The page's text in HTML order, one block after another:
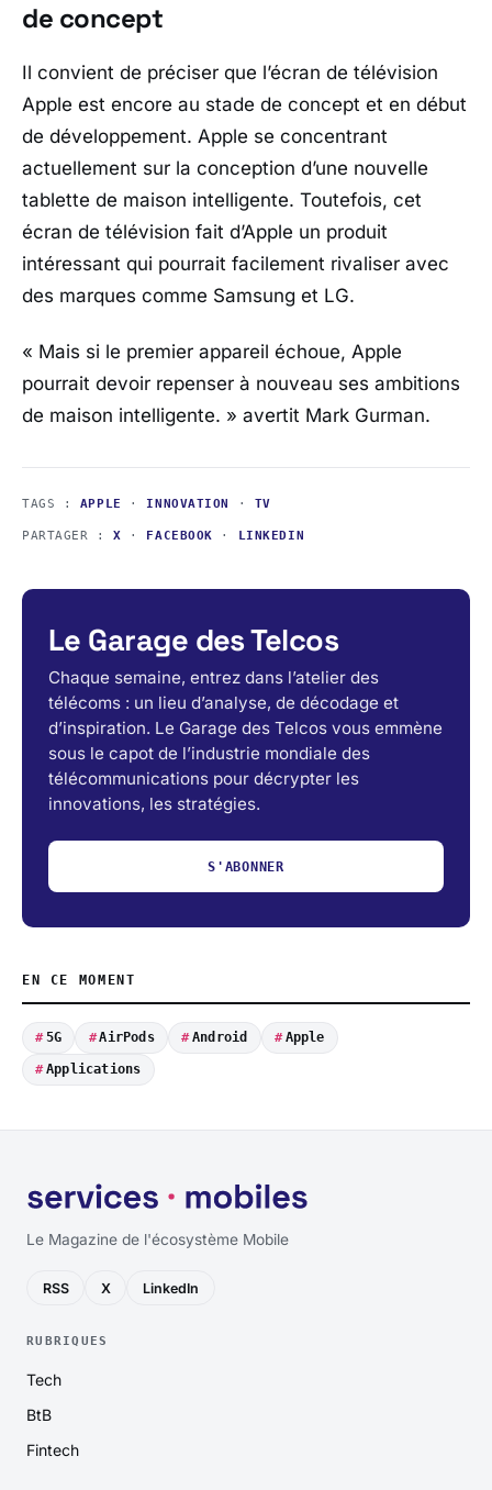
de concept
Il convient de préciser que l’écran de télévision
Apple est encore au stade de concept et en début
de développement. Apple se concentrant
actuellement sur la conception d’une nouvelle
tablette de maison intelligente. Toutefois, cet
écran de télévision fait d’Apple un produit
intéressant qui pourrait facilement rivaliser avec
des marques comme Samsung et LG.
« Mais si le premier appareil échoue, Apple
pourrait devoir repenser à nouveau ses ambitions
de maison intelligente. » avertit Mark Gurman.
TAGS : APPLE · INNOVATION · TV
PARTAGER :X · FACEBOOK · LINKEDIN
Le Garage des Telcos
Chaque semaine, entrez dans l’atelier des
télécoms : un lieu d’analyse, de décodage et
d’inspiration. Le Garage des Telcos vous emmène
sous le capot de l’industrie mondiale des
télécommunications pour décrypter les
innovations, les stratégies.
S'ABONNER
EN CE MOMENT
5G AirPods Android Apple
Applications
Le Magazine de l'écosystème Mobile
RSS X LinkedIn
RUBRIQUES
Tech
BtB
Fintech